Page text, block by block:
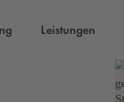
Leistungen